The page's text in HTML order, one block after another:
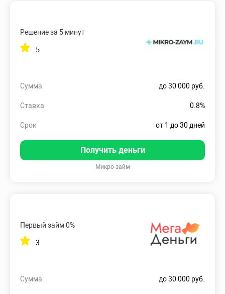
Решение за 5 минут
5
Сумма до 30 000 руб.
Ставка 0.8%
Срок от 1 до 30 дней
Получить деньги
Микро-займ
Первый займ 0%
3
Сумма до 30 000 руб.